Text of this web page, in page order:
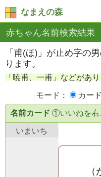
なまえの森
赤ちゃん名前検索結果
「甫(ほ)」が止め字の
ります。
「暁甫、一甫」などがあり
モード： カード
名前カード ①いいねを右
いまいち